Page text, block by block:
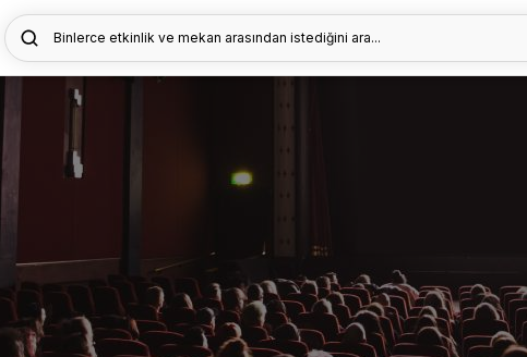
Binlerce etkinlik ve mekan arasından istediğini ara...